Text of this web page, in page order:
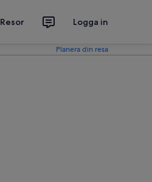
Resor Logga in
Planera din resa